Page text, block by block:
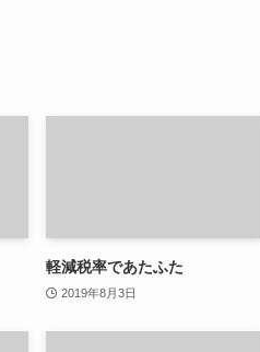
軽減税率であたふた
2019年8月3日